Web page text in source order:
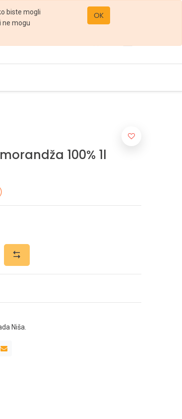
biste mogli
ne mogu
OK
office@gomarket.rs
100% 1l
Niša.